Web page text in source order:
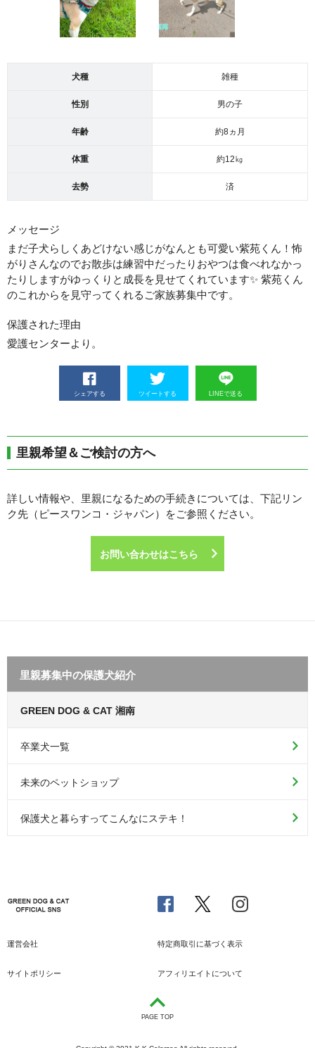
犬種 雑種
性別 男の子
年齢 約8ヵ月
体重 約12㎏
去勢 済
メッセージ
まだ子犬らしくあどけない感じがなんとも可愛い紫苑くん！怖
がりさんなのでお散歩は練習中だったりおやつは食べれなかっ
たりしますがゆっくりと成長を見せてくれています✨ 紫苑くん
のこれからを見守ってくれるご家族募集中です。
保護された理由
愛護センターより。
シェアする ツイートする LINEで送る
里親希望＆ご検討の方へ
詳しい情報や、里親になるための手続きについては、下記リン
ク先（ピースワンコ・ジャパン）をご参照ください。
お問い合わせはこちら
里親募集中の保護犬紹介
GREEN DOG & CAT 湘南
卒業犬一覧
未来のペットショップ
保護犬と暮らすってこんなにステキ！
運営会社 特定商取引に基づく表示
サイトポリシー アフィリエイトについて
PAGE TOP